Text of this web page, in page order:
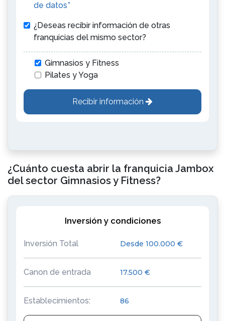
de datos*
¿Deseas recibir información de otras
franquicias del mismo sector?
Gimnasios y Fitness
Pilates y Yoga
Recibir información
¿Cuánto cuesta abrir la franquicia Jambox
del sector Gimnasios y Fitness?
Inversión y condiciones
Inversión Total Desde 100.000 €
Canon de entrada 17.500 €
Establecimientos: 86